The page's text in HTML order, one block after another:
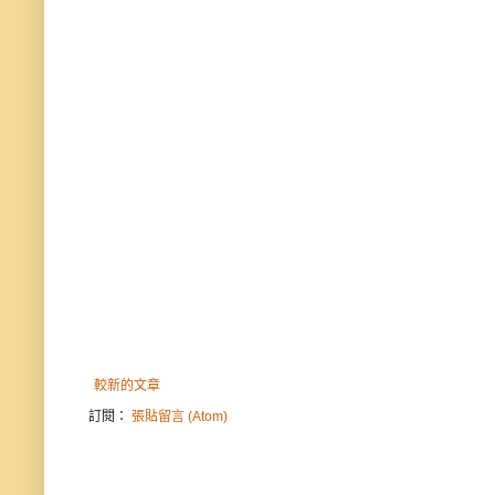
較新的文章
訂閱： 張貼留言 (Atom)